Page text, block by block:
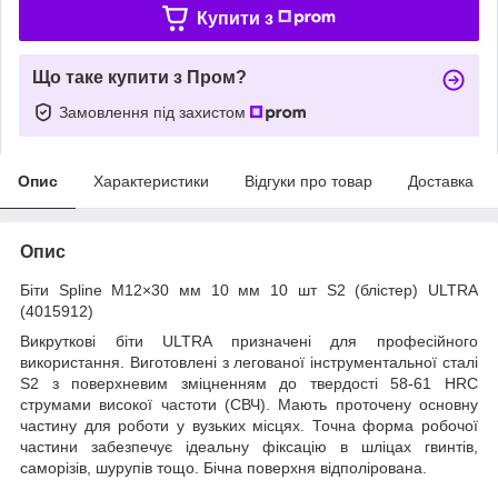
Купити з
Що таке купити з Пром?
Замовлення під захистом
Опис Характеристики Відгуки про товар Доставка
Опис
Біти Spline M12×30 мм 10 мм 10 шт S2 (блістер) ULTRA
(4015912)
Викруткові біти ULTRA призначені для професійного
використання. Виготовлені з легованої інструментальної сталі
S2 з поверхневим зміцненням до твердості 58-61 HRC
струмами високої частоти (СВЧ). Мають проточену основну
частину для роботи у вузьких місцях. Точна форма робочої
частини забезпечує ідеальну фіксацію в шліцах гвинтів,
саморізів, шурупів тощо. Бічна поверхня відполірована.